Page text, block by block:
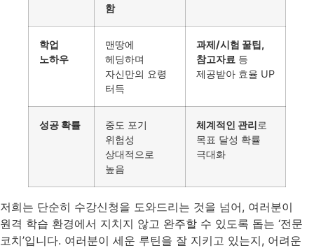
함
학업
노하우
맨땅에
헤딩하며
자신만의 요령
터득
과제/시험 꿀팁,
참고자료 등
제공받아 효율 UP
성공 확률
중도 포기
위험성
상대적으로
높음
체계적인 관리로
목표 달성 확률
극대화
저희는 단순히 수강신청을 도와드리는 것을 넘어, 여러분이
원격 학습 환경에서 지치지 않고 완주할 수 있도록 돕는 ‘전문
코치’입니다. 여러분이 세운 루틴을 잘 지키고 있는지, 어려운